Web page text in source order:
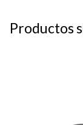
Productos